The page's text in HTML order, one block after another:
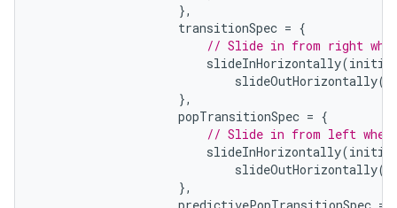
},
transitionSpec = {
// Slide in from right
slideInHorizontally(
slideOutHorizontally(
},
popTransitionSpec = {
// Slide in from left when
slideInHorizontally(
slideOutHorizontally(
},